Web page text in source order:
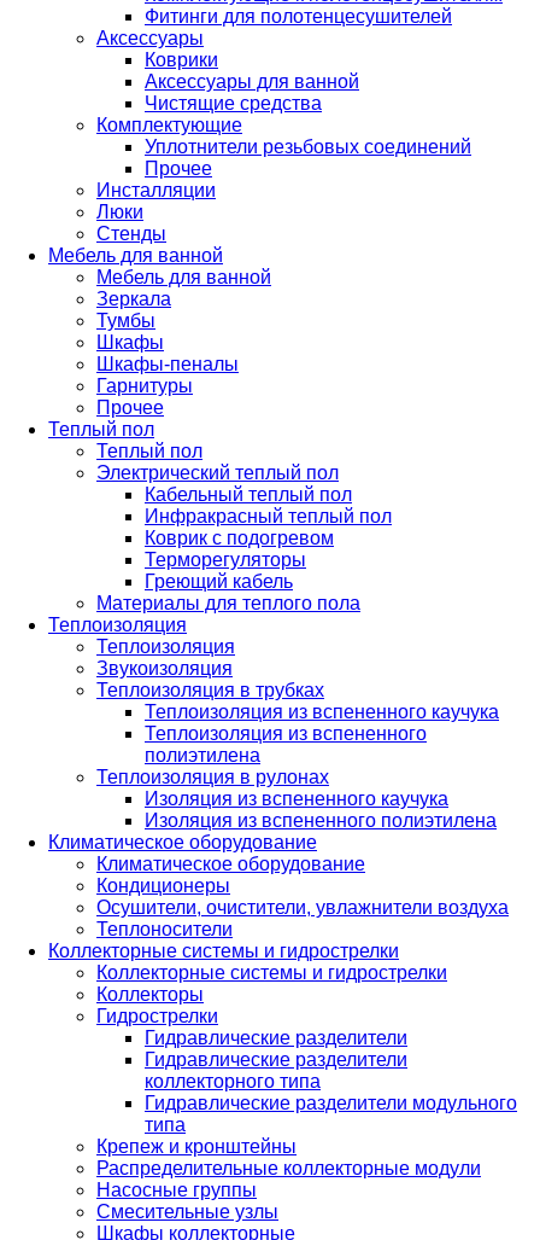
Фитинги для полотенцесушителей
Аксессуары
Коврики
Аксессуары для ванной
Чистящие средства
Комплектующие
Уплотнители резьбовых соединений
Прочее
Инсталляции
Люки
Стенды
Мебель для ванной
Мебель для ванной
Зеркала
Тумбы
Шкафы
Шкафы-пеналы
Гарнитуры
Прочее
Теплый пол
Теплый пол
Электрический теплый пол
Кабельный теплый пол
Инфракрасный теплый пол
Коврик с подогревом
Терморегуляторы
Греющий кабель
Материалы для теплого пола
Теплоизоляция
Теплоизоляция
Звукоизоляция
Теплоизоляция в трубках
Теплоизоляция из вспененного каучука
Теплоизоляция из вспененного
полиэтилена
Теплоизоляция в рулонах
Изоляция из вспененного каучука
Изоляция из вспененного полиэтилена
Климатическое оборудование
Климатическое оборудование
Кондиционеры
Осушители, очистители, увлажнители воздуха
Теплоносители
Коллекторные системы и гидрострелки
Коллекторные системы и гидрострелки
Коллекторы
Гидрострелки
Гидравлические разделители
Гидравлические разделители
коллекторного типа
Гидравлические разделители модульного
типа
Крепеж и кронштейны
Распределительные коллекторные модули
Насосные группы
Смесительные узлы
Шкафы коллекторные